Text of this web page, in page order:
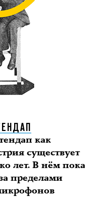
как
существует
лет. В нём пока
пределами